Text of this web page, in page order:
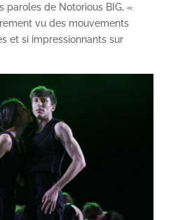
paroles de Notorious BIG, «
vu des mouvements
et si impressionnants sur